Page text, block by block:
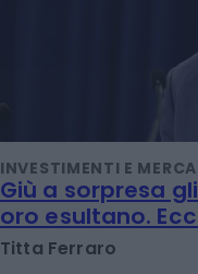
INVESTIMENTI E
Giù a sorpresa
oro esultano.
Titta Ferraro